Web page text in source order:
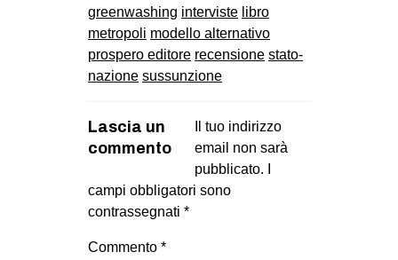
greenwashing interviste libro
metropoli modello alternativo
prospero editore recensione stato-
nazione sussunzione
Lascia un
commento
Il tuo indirizzo
email non sarà
pubblicato.
campi obbligatori sono
contrassegnati *
Commento *